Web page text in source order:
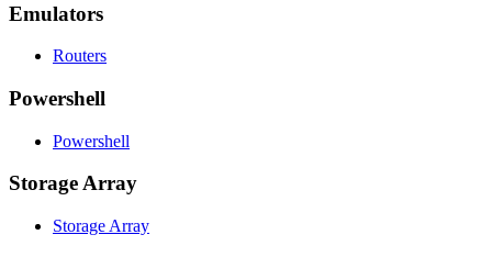
Emulators
Routers
Powershell
Powershell
Storage Array
Storage Array